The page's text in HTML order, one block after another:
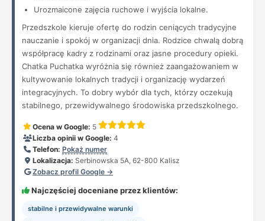
Urozmaicone zajęcia ruchowe i wyjścia lokalne.
Przedszkole kieruje ofertę do rodzin ceniących tradycyjne
nauczanie i spokój w organizacji dnia. Rodzice chwalą dobrą
współpracę kadry z rodzinami oraz jasne procedury opieki.
Chatka Puchatka wyróżnia się również zaangażowaniem w
kultywowanie lokalnych tradycji i organizację wydarzeń
integracyjnych. To dobry wybór dla tych, którzy oczekują
stabilnego, przewidywalnego środowiska przedszkolnego.
Ocena w Google: 5
Liczba opinii w Google: 4
Telefon: Pokaż numer
Lokalizacja: Serbinowska 5A, 62-800 Kalisz
Zobacz profil Google →
Najczęściej doceniane przez klientów:
stabilne i przewidywalne warunki